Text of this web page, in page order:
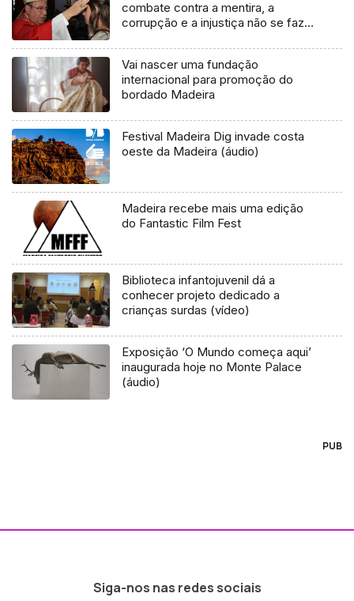
combate contra a mentira, a
corrupção e a injustiça não se faz
Vai nascer uma fundação
internacional para promoção do
bordado Madeira
Festival Madeira Dig invade costa
oeste da Madeira (áudio)
Madeira recebe mais uma edição
do Fantastic Film Fest
Biblioteca infantojuvenil dá a
conhecer projeto dedicado a
crianças surdas (vídeo)
Exposição ‘O Mundo começa aqui’
inaugurada hoje no Monte Palace
(áudio)
PUB
Siga-nos nas redes sociais